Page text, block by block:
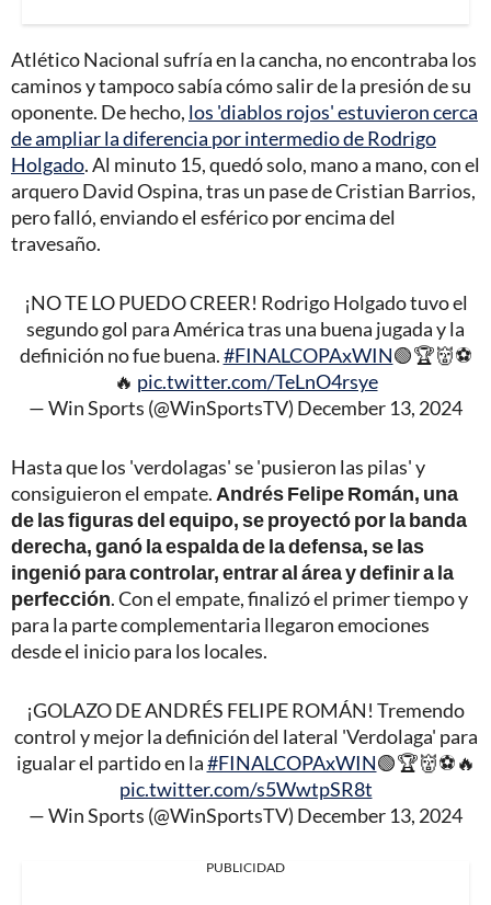
Atlético Nacional sufría en la cancha, no encontraba los
caminos y tampoco sabía cómo salir de la presión de su
oponente. De hecho, los 'diablos rojos' estuvieron cerca
de ampliar la diferencia por intermedio de Rodrigo
Holgado. Al minuto 15, quedó solo, mano a mano, con el
arquero David Ospina, tras un pase de Cristian Barrios,
pero falló, enviando el esférico por encima del
travesaño.
¡NO TE LO PUEDO CREER! Rodrigo Holgado tuvo el
segundo gol para América tras una buena jugada y la
definición no fue buena.#FINALCOPAxWIN🟢🏆👹⚽
🔥 pic.twitter.com/TeLnO4rsye
— Win Sports (@WinSportsTV) December 13, 2024
Hasta que los 'verdolagas' se 'pusieron las pilas' y
consiguieron el empate. Andrés Felipe Román, una
de las figuras del equipo, se proyectó por la banda
derecha, ganó la espalda de la defensa, se las
ingenió para controlar, entrar al área y definir a la
perfección. Con el empate, finalizó el primer tiempo y
para la parte complementaria llegaron emociones
desde el inicio para los locales.
¡GOLAZO DE ANDRÉS FELIPE ROMÁN! Tremendo
control y mejor la definición del lateral 'Verdolaga' para
igualar el partido en la#FINALCOPAxWIN🟢🏆👹⚽🔥
pic.twitter.com/s5WwtpSR8t
— Win Sports (@WinSportsTV) December 13, 2024
PUBLICIDAD